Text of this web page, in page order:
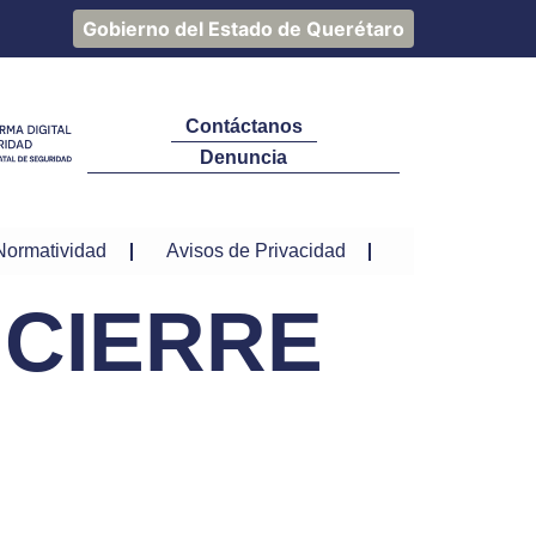
Gobierno del Estado de Querétaro
Contáctanos
Denuncia
Avisos de Privacidad